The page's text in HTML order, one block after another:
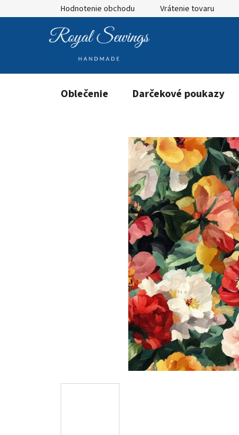
na
Hodnotenie obchodu Vrátenie tovaru
Oblečenie Darčekové poukazy